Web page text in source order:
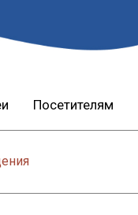
Посетителям